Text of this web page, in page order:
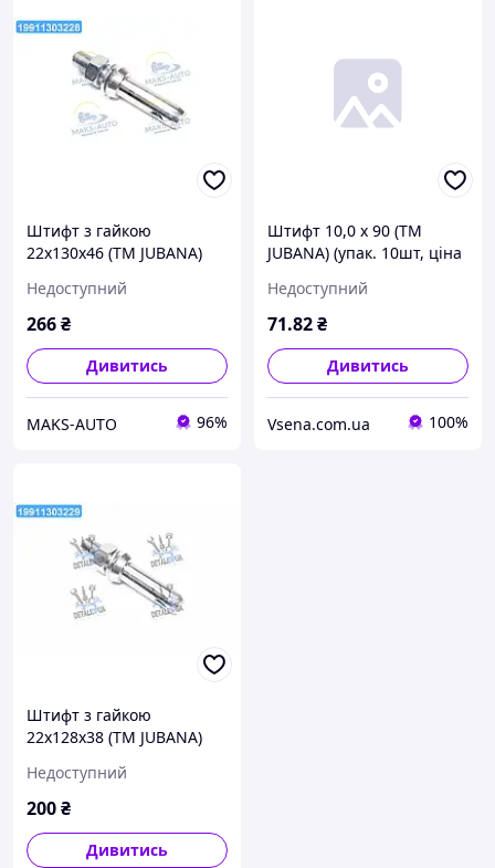
Штифт з гайкою
22x130x46 (ТМ JUBANA)
138706114 UA46
Недоступний
266₴
Дивитись
MAKS-AUTO 96%
Штифт 10,0 x 90 (ТМ
JUBANA) (упак. 10шт, ціна
Недоступний
71.82₴
Дивитись
Vsena.com.ua 100%
Штифт з гайкою
22x128x38 (ТМ JUBANA)
138706115 UA1
Недоступний
200₴
Дивитись